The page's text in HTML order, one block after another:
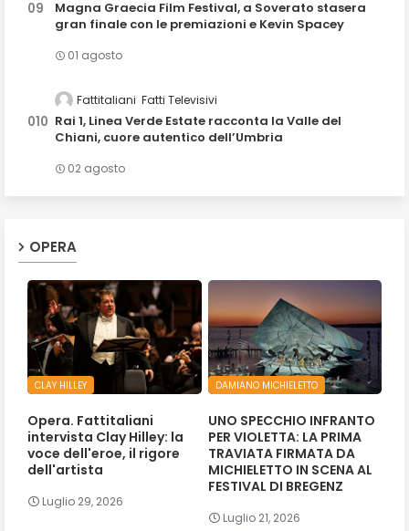
Magna Graecia Film Festival, a Soverato stasera
gran finale con le premiazioni e Kevin Spacey
01 agosto
Fattitaliani Fatti Televisivi
Rai 1, Linea Verde Estate racconta la Valle del
Chiani, cuore autentico dell’Umbria
02 agosto
OPERA
CLAY HILLEY
Opera. Fattitaliani
intervista Clay Hilley: la
voce dell'eroe, il rigore
dell'artista
Luglio 29, 2026
DAMIANO MICHIELETTO
UNO SPECCHIO INFRANTO
PER VIOLETTA: LA PRIMA
TRAVIATA FIRMATA DA
MICHIELETTO IN SCENA AL
FESTIVAL DI BREGENZ
Luglio 21, 2026